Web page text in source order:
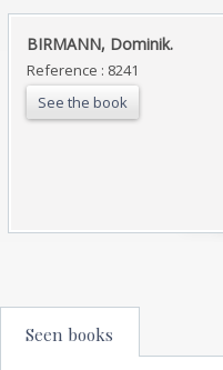
‎BIRMANN, Dominik.‎
Reference : 8241
See the book
Seen books